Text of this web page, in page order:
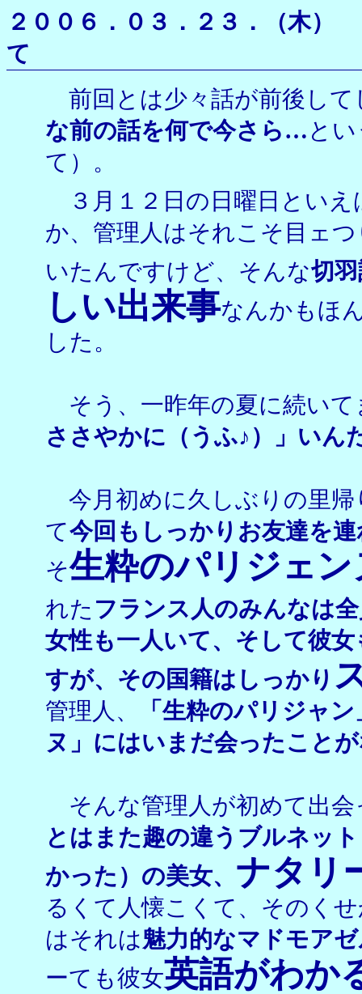
２００６．０３．２３．
て
前回とは少々話が前後し
な前の話を何で今さら… と
て）。
３月１２日の日曜日といえ
か、管理人はそれこそ目ェ
いたんですけど、そんな切
しい出来事なんかもほ
した。
そう、一昨年の夏に続いて
ささやかに（うふ♪）」いん
今月初めに久しぶりの里帰
て今回もしっかりお友達を
そ生粋のパリジェン
れた フランス人のみんなは
女性も一人いて、そして彼
すが、その国籍はしっかり
管理人、
「生粋のパリジャ
ヌ」にはいまだ会ったこと
そんな管理人が初めて出
とはまた趣の違うブルネッ
かった）の美女、 ナタリ
るくて人懐こくて、そのく
はそれは魅力的なマドモア
ーても彼女英語がわか